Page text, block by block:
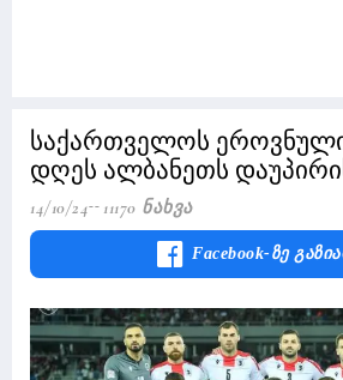
საქართველოს
დღეს ალბანეთს
14/10/24 11170 Ნახვა
Facebook-Ზე